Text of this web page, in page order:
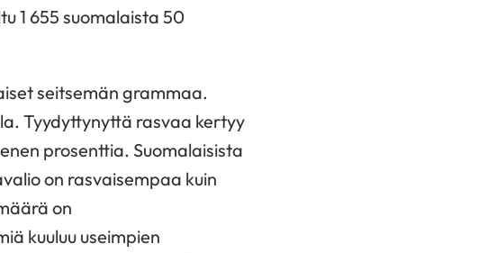
1 655 suomalaista 50
seitsemän grammaa.
Tyydyttynyttä rasvaa kertyy
prosenttia. Suomalaisista
on rasvaisempaa kuin
on
kuuluu useimpien